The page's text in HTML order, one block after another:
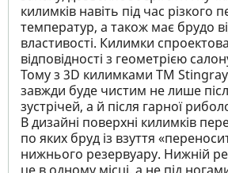
килимків навіть під час різкого
температур, а також має брудо
властивості. Килимки
відповідності з геометрією
Тому з 3D килимками TM
завжди буде чистим не лише
зустрічей, а й після гарної
В дизайні поверхні килимків
по яких бруд із взуття
нижнього резервуару. Нижній